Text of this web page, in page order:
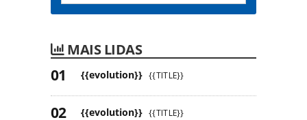
MAIS LIDAS
{{evolution}} {{TITLE}}
{{evolution}} {{TITLE}}